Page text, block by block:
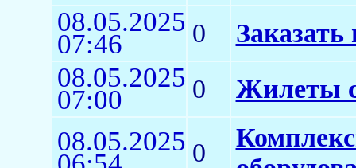
08.05.2025
07:46 0
08.05.2025
07:00 0 Жилеты
08.05.2025 0